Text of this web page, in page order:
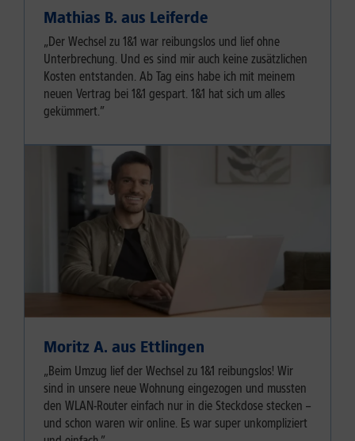
Mathias B. aus Leiferde
„Der Wechsel zu 1&1 war reibungslos und lief ohne
Unterbrechung. Und es sind mir auch keine zusätzlichen
Kosten entstanden. Ab Tag eins habe ich mit meinem
neuen Vertrag bei 1&1 gespart. 1&1 hat sich um alles
gekümmert.”
Moritz A. aus Ettlingen
„Beim Umzug lief der Wechsel zu 1&1 reibungslos! Wir
sind in unsere neue Wohnung eingezogen und mussten
den WLAN-Router einfach nur in die Steckdose stecken –
und schon waren wir online. Es war super unkompliziert